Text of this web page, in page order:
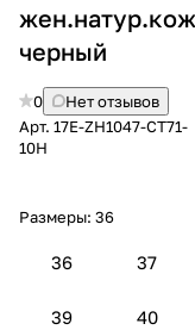
черный
0
Нет отзывов
Арт. 17E-ZH1047-CT71-
10H
Размеры: 36
36 37
39 40